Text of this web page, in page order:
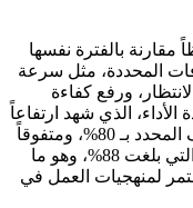
بالفترة نفسها
المحددة، مثل سرعة
ورفع كفاءة
الذي شهد ارتفاعاً
ملحوظاً ليصل إلى %90.92، متجاوزاً الهدف المحدد بـ 80%، ومتفوقاً
على نسبة النصف الأول من العام السابق التي بلغت 88%، وهو ما
لمنهجيات العمل في